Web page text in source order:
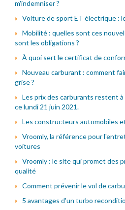
m'indemniser ?
Voiture de sport ET électrique :
Mobilité : quelles sont ces
sont les obligations ?
À quoi sert le certificat de
Nouveau carburant : comment
grise ?
Les prix des carburants restent à
ce lundi 21 juin 2021.
Les constructeurs automobiles
Vroomly, la référence pour
voitures
Vroomly : le site qui promet des
qualité
Comment prévenir le vol de
5 avantages d'un turbo